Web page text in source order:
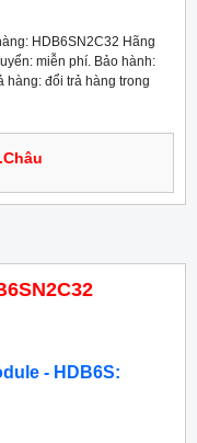
HDB6SN2C32 Hãng
miễn phí. Bảo hành:
hàng: đổi trả hàng trong
- HDB6S: